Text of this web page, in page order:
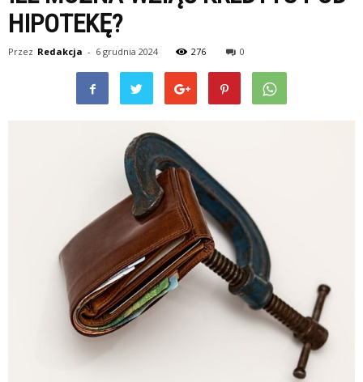
HIPOTEKĘ?
Przez Redakcja - 6 grudnia 2024 276 0